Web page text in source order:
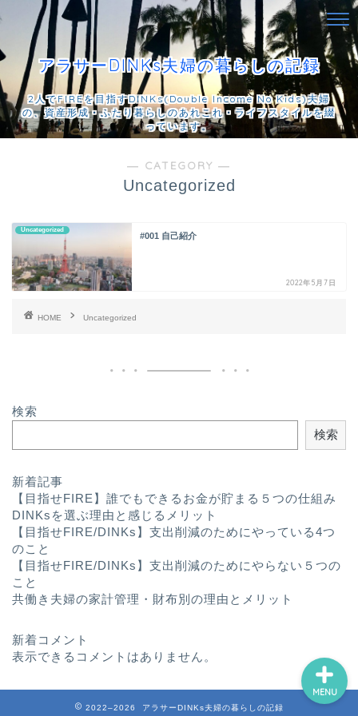
アラサーDINKs夫婦の暮らしの記録
2人でFIREを目指すDINKs(Double Income No Kids)夫婦
の、資産形成・ふたり暮らしのあれこれ・ライフスタイルを綴
っています。
― CATEGORY ―
Uncategorized
Uncategorized
#001 自己紹介
2022年5月7日
HOME Uncategorized
検索
検索
新着記事
【目指せFIRE】誰でもできるお金が貯まる５つの仕組み
DINKsを選ぶ理由と感じるメリット
【目指せFIRE/DINKs】支出削減のためにやっている4つ
のこと
【目指せFIRE/DINKs】支出削減のためにやらない５つの
こと
共働き夫婦の家計管理・財布別の理由とメリット
新着コメント
表示できるコメントはありません。
2022–2026 アラサーDINKs夫婦の暮らしの記録
MENU
ライフハック
ふたり暮らし